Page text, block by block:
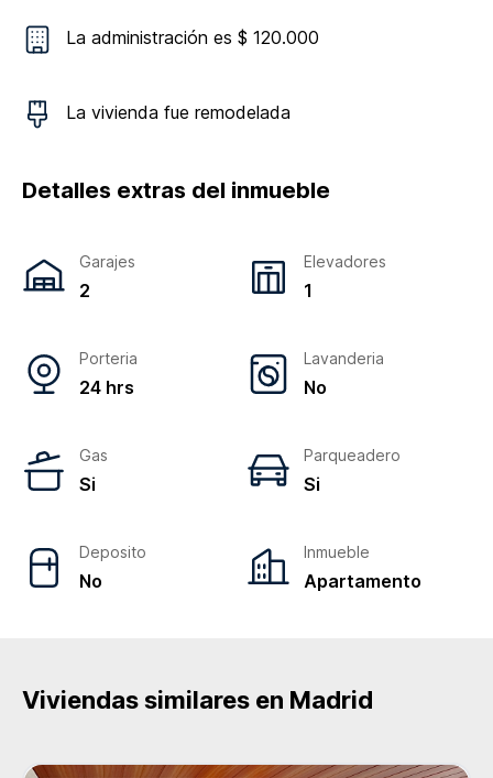
La administración es $ 120.000
La vivienda fue remodelada
Detalles extras del inmueble
Garajes
2
Elevadores
1
Porteria
24 hrs
Lavanderia
No
Gas
Si
Parqueadero
Si
Deposito
No
Inmueble
Apartamento
Viviendas similares en Madrid